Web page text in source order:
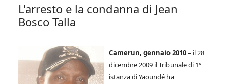
L'arresto e la condanna di Jean
Bosco Talla
Camerun, gennaio 2010 – il 28
dicembre 2009 il Tribunale di 1°
istanza di Yaoundé ha